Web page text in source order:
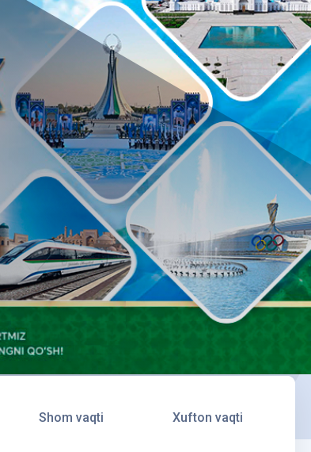
Shom vaqti Xufton vaqti